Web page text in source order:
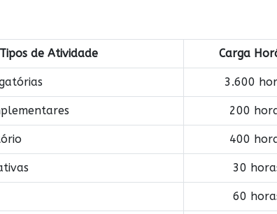
Tipos de Atividade Carga
3.600
200
400
30
60